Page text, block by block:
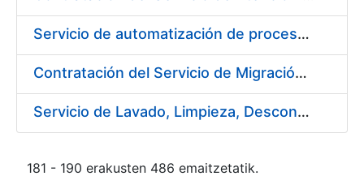
Servicio de automatización de procesos, de la Fábrica Nacional de Moneda y Timbre-Real Casa de la Moneda
Contratación del Servicio de Migración del Sistema ACSFE a Opentext
Servicio de Lavado, Limpieza, Descontaminación y Desinfección de la Ropa de Trabajo del Personal de la FNMT-RCM
181 - 190 erakusten 486 emaitzetatik.